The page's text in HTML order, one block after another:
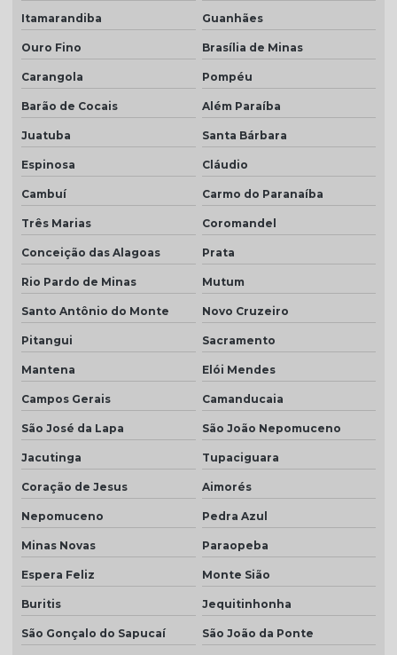
Itamarandiba Guanhães
Ouro Fino Brasília de Minas
Carangola Pompéu
Barão de Cocais Além Paraíba
Juatuba Santa Bárbara
Espinosa Cláudio
Cambuí Carmo do Paranaíba
Três Marias Coromandel
Conceição das Alagoas Prata
Rio Pardo de Minas Mutum
Santo Antônio do Monte Novo Cruzeiro
Pitangui Sacramento
Mantena Elói Mendes
Campos Gerais Camanducaia
São José da Lapa São João Nepomuceno
Jacutinga Tupaciguara
Coração de Jesus Aimorés
Nepomuceno Pedra Azul
Minas Novas Paraopeba
Espera Feliz Monte Sião
Buritis Jequitinhonha
São Gonçalo do Sapucaí São João da Ponte